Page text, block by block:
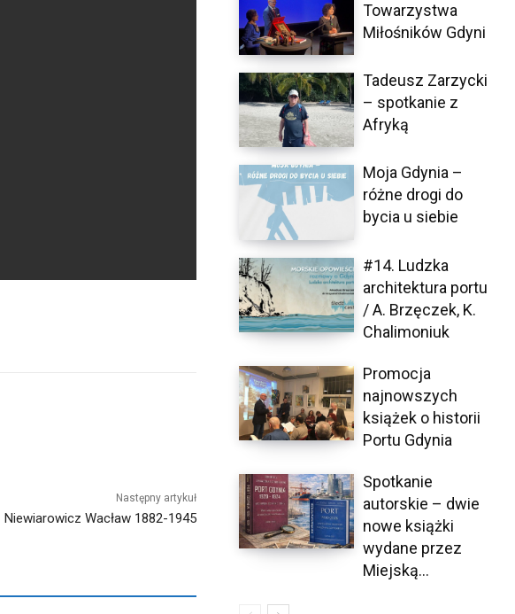
Następny artykuł
Niewiarowicz Wacław 1882-1945
Towarzystwa
Miłośników Gdyni
Tadeusz Zarzycki
– spotkanie z
Afryką
Moja Gdynia –
różne drogi do
bycia u siebie
#14. Ludzka
architektura portu
/ A. Brzęczek, K.
Chalimoniuk
Promocja
najnowszych
książek o historii
Portu Gdynia
Spotkanie
autorskie – dwie
nowe książki
wydane przez
Miejską...